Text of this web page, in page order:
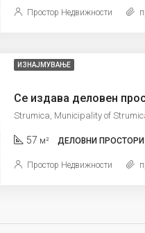
Простор Недвижности
ИЗНАЈМУВАЊЕ
Strumica, Municipality of
57 м² ДЕЛОВНИ ПРОСТОРИ
Простор Недвижности